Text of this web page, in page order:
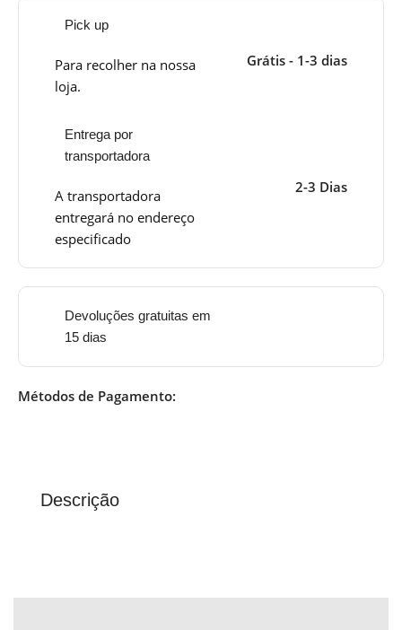
Pick up
Para recolher na nossa
loja.
Grátis - 1-3 dias
Entrega por
transportadora
A transportadora
entregará no endereço
especificado
2-3 Dias
Devoluções gratuitas em
15 dias
Métodos de Pagamento:
Descrição